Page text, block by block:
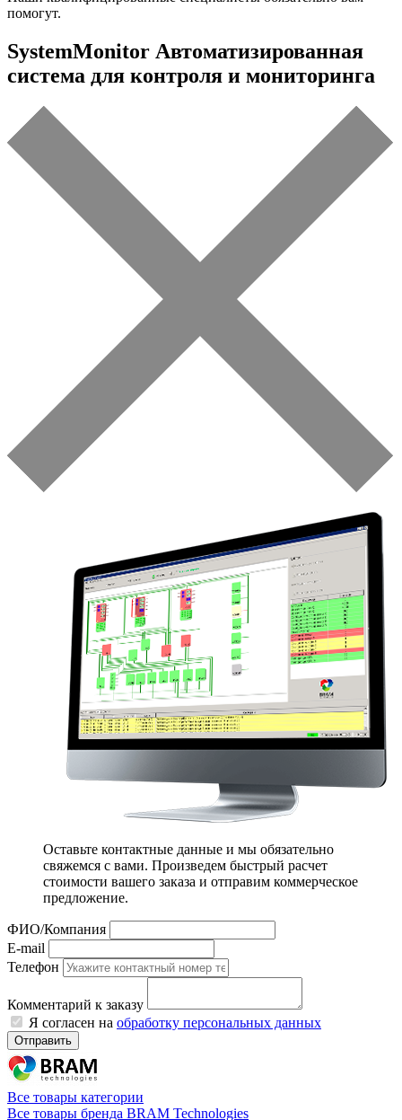
помогут.
SystemMonitor Автоматизированная
система для контроля и мониторинга
Оставьте контактные данные и мы обязательно
свяжемся с вами. Произведем быстрый расчет
стоимости вашего заказа и отправим коммерческое
предложение.
ФИО/Компания
E-mail
Телефон
Комментарий к заказу
Я согласен на обработку персональных данных
Отправить
Все товары категории
Все товары бренда BRAM Technologies